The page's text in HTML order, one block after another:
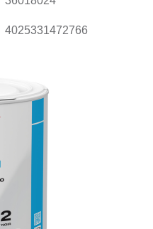
4025331472766